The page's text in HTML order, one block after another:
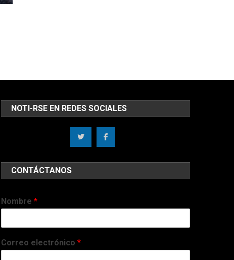
NOTI-RSE EN REDES SOCIALES
CONTÁCTANOS
Nombre *
Correo electrónico *